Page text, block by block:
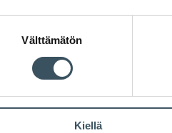
Välttämätön
Kiellä
3 Korona